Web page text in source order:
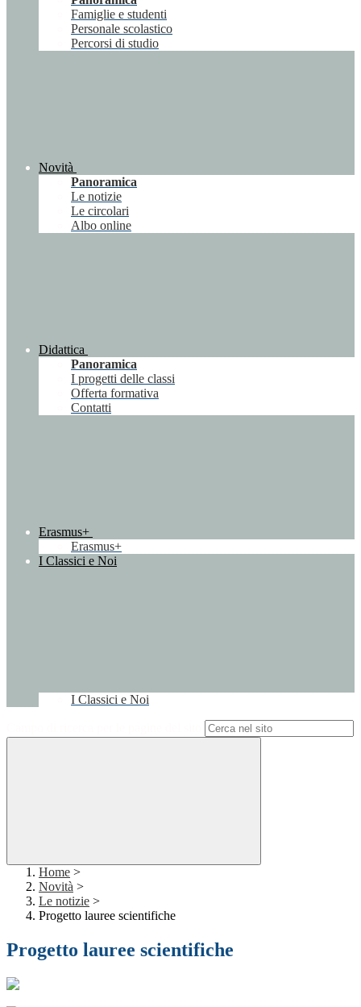
Famiglie e studenti
Personale scolastico
Percorsi di studio
Novità
Panoramica
Le notizie
Le circolari
Albo online
Didattica
Panoramica
I progetti delle classi
Offerta formativa
Contatti
Erasmus+
Erasmus+
I Classici e Noi
I Classici e Noi
Home >
Novità >
Le notizie >
Progetto lauree scientifiche
Progetto lauree scientifiche